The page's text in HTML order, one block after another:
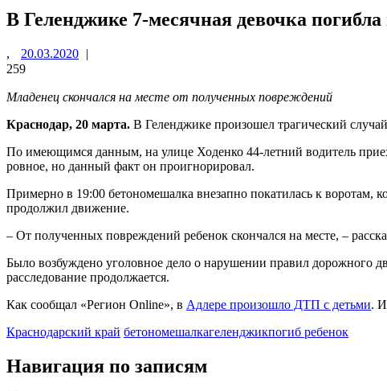
В Геленджике 7-месячная девочка
, 20.03.2020 |
259
Младенец скончался на месте от полученных повреждений
Краснодар, 20 марта. В Геленджике произошел трагический
По имеющимся данным, на улице Ходенко 44-летний водитель
ровное, но данный факт он проигнорировал.
Примерно в 19:00 бетономешалка внезапно покатилась к воротам,
продолжил движение.
– От полученных повреждений ребенок скончался на месте, –
Было возбуждено уголовное дело о нарушении правил дорожного
расследование продолжается.
Как сообщал «Регион Online», в Адлере произошло ДТП с детьми.
Краснодарский край бетономешалкагеленджикпогиб ребенок
Навигация по записям